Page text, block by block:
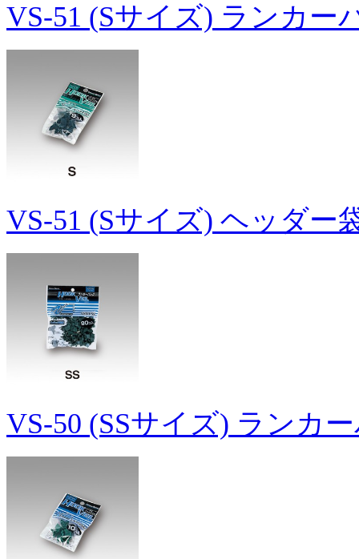
VS-51 (Sサイズ) ランカー
VS-51 (Sサイズ) ヘッダー
VS-50 (SSサイズ) ランカ